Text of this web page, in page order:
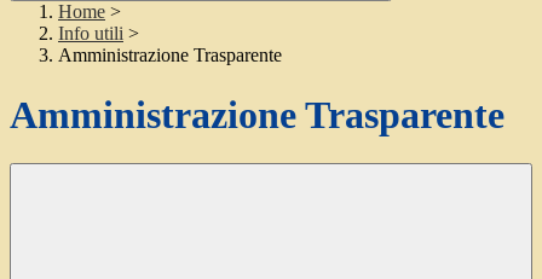
Home >
Info utili >
Amministrazione Trasparente
Amministrazione Trasparente